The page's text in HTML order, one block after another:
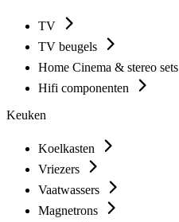
TV
TV beugels
Home Cinema & stereo sets
Hifi componenten
Keuken
Koelkasten
Vriezers
Vaatwassers
Magnetrons